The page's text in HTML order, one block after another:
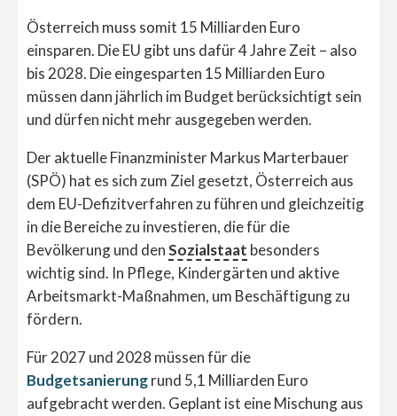
Österreich muss somit 15 Milliarden Euro
einsparen. Die EU gibt uns dafür 4 Jahre Zeit – also
bis 2028. Die eingesparten 15 Milliarden Euro
müssen dann jährlich im Budget berücksichtigt sein
und dürfen nicht mehr ausgegeben werden.
Der aktuelle Finanzminister Markus Marterbauer
(SPÖ) hat es sich zum Ziel gesetzt, Österreich aus
dem EU-Defizitverfahren zu führen und gleichzeitig
in die Bereiche zu investieren, die für die
Bevölkerung und denSozialstaat besonders
wichtig sind. In Pflege, Kindergärten und aktive
Arbeitsmarkt-Maßnahmen, um Beschäftigung zu
fördern.
Für 2027 und 2028 müssen für die
Budgetsanierungrund 5,1 Milliarden Euro
aufgebracht werden. Geplant ist eine Mischung aus